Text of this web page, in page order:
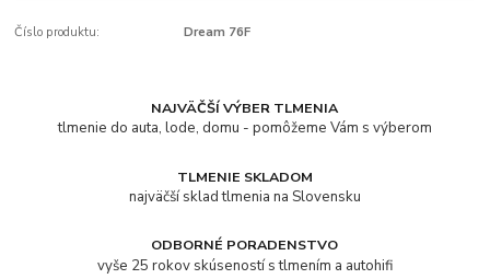
Číslo produktu: Dream 76F
NAJVÄČŠÍ VÝBER TLMENIA
tlmenie do auta, lode, domu - pomôžeme Vám s výberom
TLMENIE SKLADOM
najväčší sklad tlmenia na Slovensku
ODBORNÉ PORADENSTVO
vyše 25 rokov skúseností s tlmením a autohifi